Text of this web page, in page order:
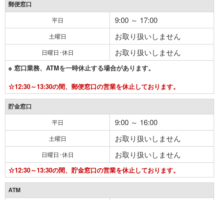
郵便窓口
平日 9:00 ～ 17:00
土曜日 お取り扱いしません
日曜日･休日 お取り扱いしません
※ 窓口業務、ATMを一時休止する場合があります。
☆12:30～13:30の間、郵便窓口の営業を休止しております。
貯金窓口
平日 9:00 ～ 16:00
土曜日 お取り扱いしません
日曜日･休日 お取り扱いしません
☆12:30～13:30の間、貯金窓口の営業を休止しております。
ATM